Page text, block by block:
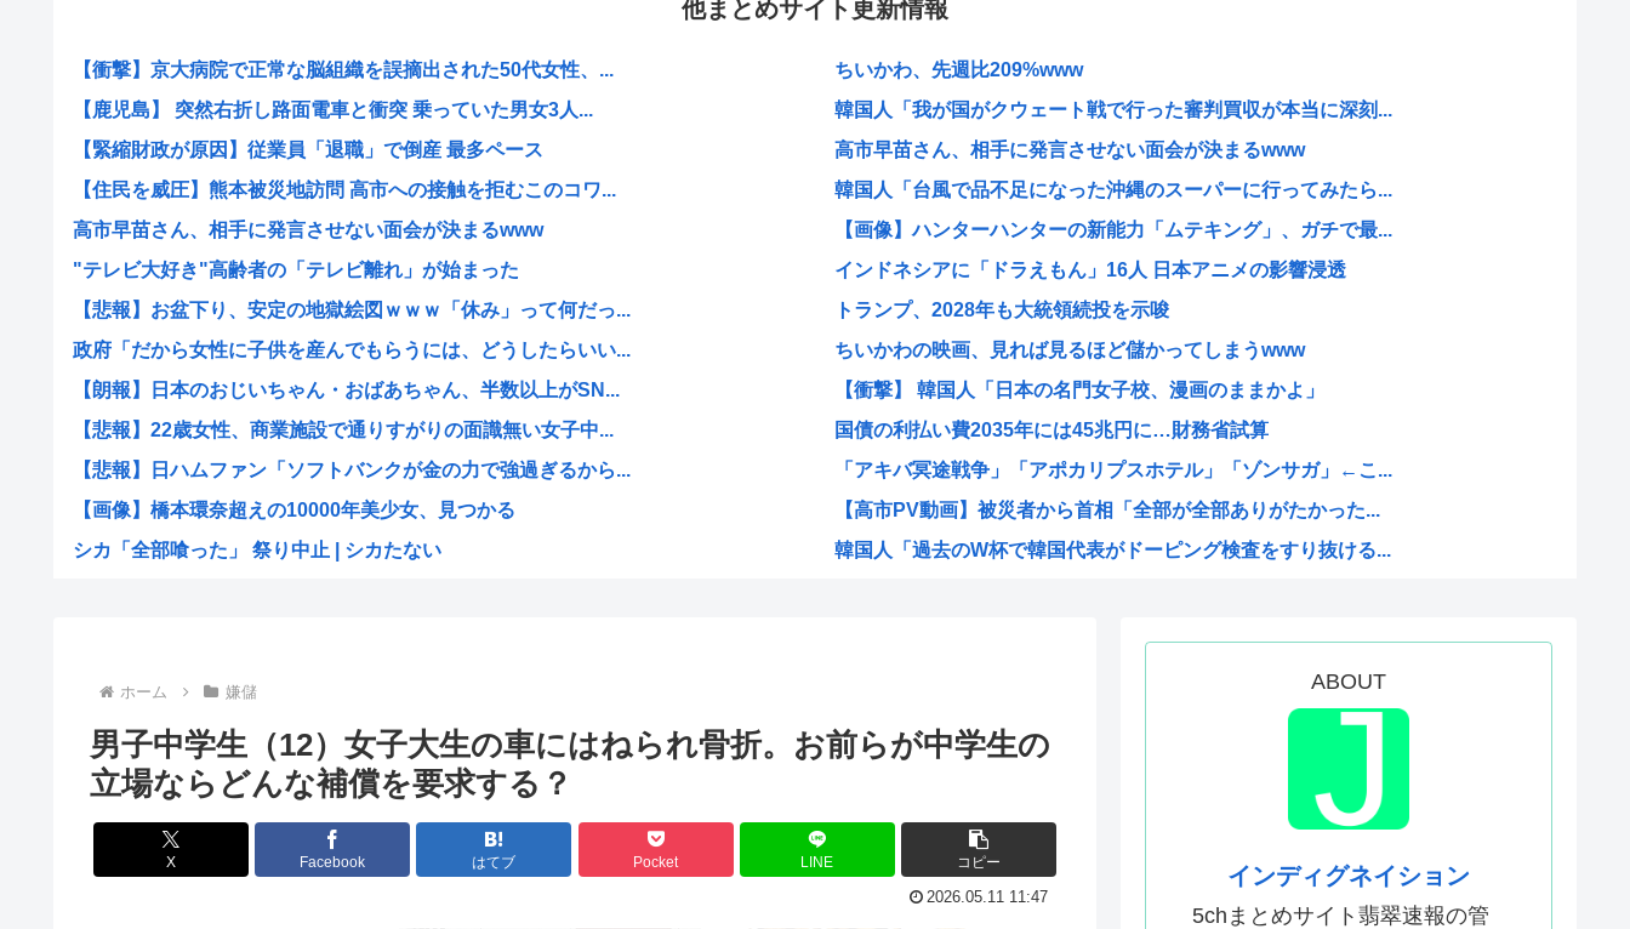
他まとめサイト更新情報
【衝撃】京大病院で正常な脳組織を誤摘出された50代女性、...
【鹿児島】 突然右折し路面電車と衝突 乗っていた男女3人...
【緊縮財政が原因】従業員「退職」で倒産 最多ペース
【住民を威圧】熊本被災地訪問 高市への接触を拒むこのコワ...
高市早苗さん、相手に発言させない面会が決まるwww
"テレビ大好き"高齢者の「テレビ離れ」が始まった
【悲報】お盆下り、安定の地獄絵図ｗｗｗ「休み」って何だっ...
政府「だから女性に子供を産んでもらうには、どうしたらいい...
【朗報】日本のおじいちゃん・おばあちゃん、半数以上がSN...
【悲報】22歳女性、商業施設で通りすがりの面識無い女子中...
【悲報】日ハムファン「ソフトバンクが金の力で強過ぎるから...
【画像】橋本環奈超えの10000年美少女、見つかる
シカ「全部喰った」 祭り中止 | シカたない
KーPOPアイドル、「BABYMONSTER」「ILLI...
【画像】久保πボインボイン
ドイツ、猛暑による死者が9600人に
【NASA開発】3,980円の冷感ポンチョ、-15℃の謳...
ちいかわ、先週比209%www
韓国人「我が国がクウェート戦で行った審判買収が本当に深刻...
高市早苗さん、相手に発言させない面会が決まるwww
韓国人「台風で品不足になった沖縄のスーパーに行ってみたら...
【画像】ハンターハンターの新能力「ムテキング」、ガチで最...
インドネシアに「ドラえもん」16人 日本アニメの影響浸透
トランプ、2028年も大統領続投を示唆
ちいかわの映画、見れば見るほど儲かってしまうwww
【衝撃】 韓国人「日本の名門女子校、漫画のままかよ」
国債の利払い費2035年には45兆円に…財務省試算
「アキバ冥途戦争」「アポカリプスホテル」「ゾンサガ」←こ...
【高市PV動画】被災者から首相「全部が全部ありがたかった...
韓国人「過去のW杯で韓国代表がドーピング検査をすり抜ける...
福岡県議会「みかじめ料」自民党県議団の幹部から約2000...
大人気声優水瀬いのりさんのX乗っ取り事件、いまだに未解決
15歳少女に性的暴行した54歳、明らかにケンモメン
【海外の反応】 アルゼンチン協会、FIFA会長に確固たる...
ジャンポケ斉藤の弁護士「ロケバスには運転手いた。常識的に...
「飯塚幸三は上級国民だから逮捕されない」は間違いだった…...
ジョジョ3部のスタンド、パワーが色々おかしいwww
ホーム 嫌儲
男子中学生（12）女子大生の車にはねられ骨折。お前らが中学生の
立場ならどんな補償を要求する？
X Facebook はてブ Pocket LINE コピー
2026.05.11 11:47
ABOUT
インディグネイション
5chまとめサイト翡翠速報の管